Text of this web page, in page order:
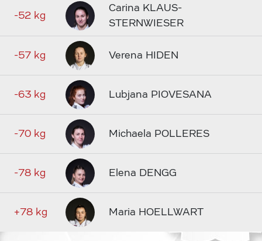
-52 kg
Carina KLAUS-
STERNWIESER
-57 kg Verena HIDEN
-63 kg Lubjana PIOVESANA
-70 kg Michaela POLLERES
-78 kg Elena DENGG
+78 kg Maria HOELLWART